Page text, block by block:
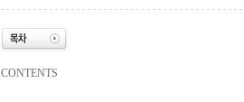
CONTENTS